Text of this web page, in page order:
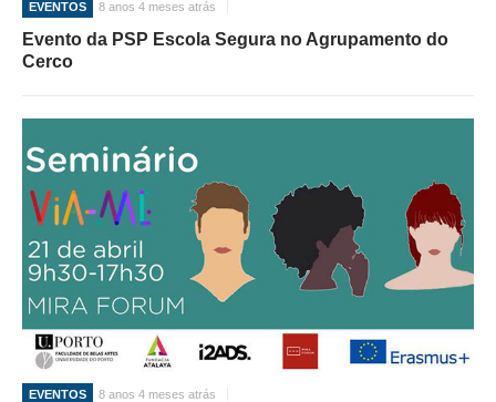
EVENTOS 8 anos 4 meses atrás
Evento da PSP Escola Segura no Agrupamento do
Cerco
EVENTOS 8 anos 4 meses atrás